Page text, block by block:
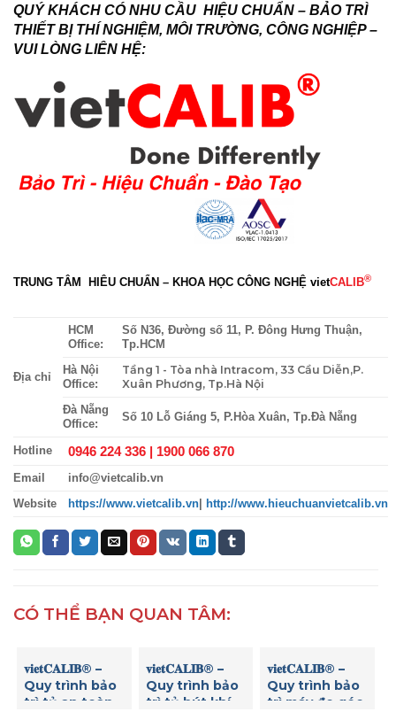
QUÝ KHÁCH CÓ NHU CẦU HIỆU CHUẨN – BẢO TRÌ
THIẾT BỊ THÍ NGHIỆM, MÔI TRƯỜNG, CÔNG NGHIỆP –
VUI LÒNG LIÊN HỆ:
TRUNG TÂM HIÊU CHUẨN – KHOA HỌC CÔNG NGHỆ vietCALIB®
Địa chỉ
HCM
Office:
Số N36, Đường số 11, P. Đông Hưng Thuận,
Tp.HCM
Hà Nội
Office:
Tầng 1 - Tòa nhà Intracom, 33 Cầu Diễn,P.
Xuân Phương, Tp.Hà Nội
Đà Nẵng
Office:
Số 10 Lỗ Giáng 5, P.Hòa Xuân, Tp.Đà Nẵng
Hotline 0946 224 336 | 1900 066 870
Email info@vietcalib.vn
Website https://www.vietcalib.vn http://www.hieuchuanvietcalib.vn
CÓ THỂ BẠN QUAN TÂM:
𝐯𝐢𝐞𝐭𝐂𝐀𝐋𝐈𝐁® –
Quy trình bảo
trì tủ an toàn
𝐯𝐢𝐞𝐭𝐂𝐀𝐋𝐈𝐁® –
Quy trình bảo
trì tủ hút khí
𝐯𝐢𝐞𝐭𝐂𝐀𝐋𝐈𝐁® –
Quy trình bảo
trì máy đo góc